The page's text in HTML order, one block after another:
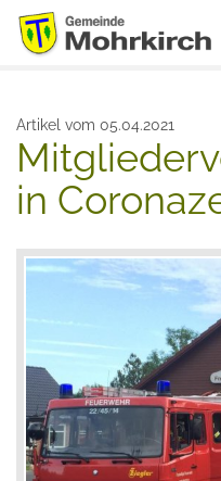
Artikel vom 05.04.2021
in